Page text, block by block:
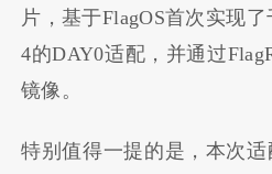
片，基于FlagOS首次实现
4的DAY0适配，并通过
镜像。
特别值得一提的是，本次